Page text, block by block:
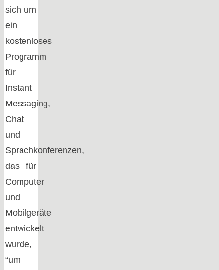
sich um
ein
kostenloses
Programm
für
Instant
Messaging,
Chat
und
Sprachkonferenzen,
das für
Computer
und
Mobilgeräte
entwickelt
wurde,
“um